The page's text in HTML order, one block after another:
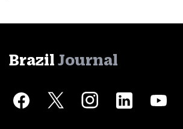
Brazil Journal